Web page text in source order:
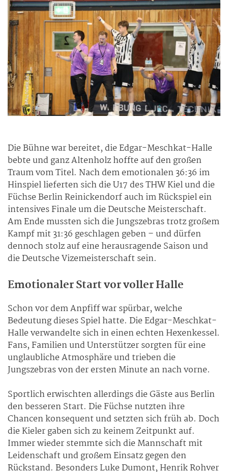
Die Bühne war bereitet, die Edgar-Meschkat-Halle
bebte und ganz Altenholz hoffte auf den großen
Traum vom Titel. Nach dem emotionalen 36:36 im
Hinspiel lieferten sich die U17 des THW Kiel und die
Füchse Berlin Reinickendorf auch im Rückspiel ein
intensives Finale um die Deutsche Meisterschaft.
Am Ende mussten sich die Jungszebras trotz großem
Kampf mit 31:36 geschlagen geben – und dürfen
dennoch stolz auf eine herausragende Saison und
die Deutsche Vizemeisterschaft sein.
Emotionaler Start vor voller Halle
Schon vor dem Anpfiff war spürbar, welche
Bedeutung dieses Spiel hatte. Die Edgar-Meschkat-
Halle verwandelte sich in einen echten Hexenkessel.
Fans, Familien und Unterstützer sorgten für eine
unglaubliche Atmosphäre und trieben die
Jungszebras von der ersten Minute an nach vorne.
Sportlich erwischten allerdings die Gäste aus Berlin
den besseren Start. Die Füchse nutzten ihre
Chancen konsequent und setzten sich früh ab. Doch
die Kieler gaben sich zu keinem Zeitpunkt auf.
Immer wieder stemmte sich die Mannschaft mit
Leidenschaft und großem Einsatz gegen den
Rückstand. Besonders Luke Dumont, Henrik Rohver